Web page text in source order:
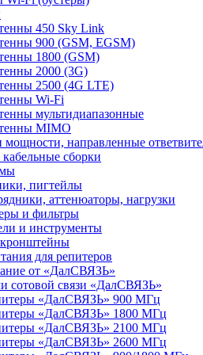
450 Sky Link
900 (GSM, EGSM)
1800 (GSM)
2000 (3G)
2500 (4G LTE)
Wi-Fi
мультидиапазонные
MIMO
мощности, направленные
сборки
пигтейлы
аттенюаторы, нагрузки
и фильтры
и инструменты
для репитеров
от «ДалСВЯЗЬ»
сотовой связи «ДалСВЯЗЬ»
«ДалСВЯЗЬ» 900 МГц
«ДалСВЯЗЬ» 1800 МГц
«ДалСВЯЗЬ» 2100 МГц
«ДалСВЯЗЬ» 2600 МГц